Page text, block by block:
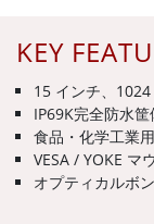
KEY
15 インチ、
IP69K完全防水筐
食品・化学工業
VESA / YOKE マ
オプティカルボ